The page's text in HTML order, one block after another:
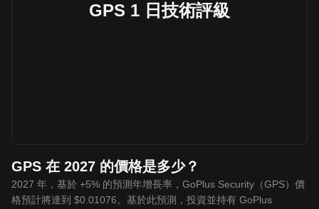
GPS 1 日技術評級
GPS 在 2027 的價格是多少？
2027 年，基於 +5% 的預測年增長率，GoPlus Security（GPS）價
格預計將達到 $0.01076。基於此預測，投資並持有 GoPlus